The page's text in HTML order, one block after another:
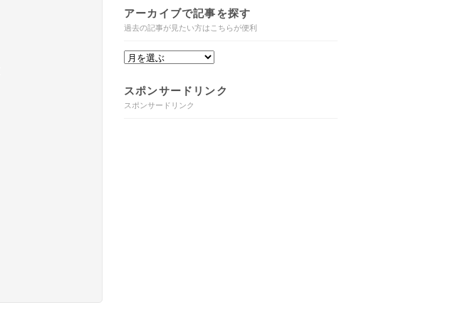
アーカイブで記事を探す
過去の記事が見たい方はこちらが便利
スポンサードリンク
スポンサードリンク